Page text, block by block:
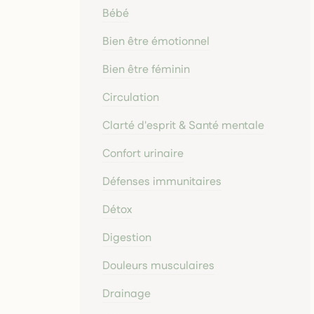
Bébé
Bien être émotionnel
Bien être féminin
Circulation
Clarté d'esprit & Santé mentale
Confort urinaire
Défenses immunitaires
Détox
Digestion
Douleurs musculaires
Drainage